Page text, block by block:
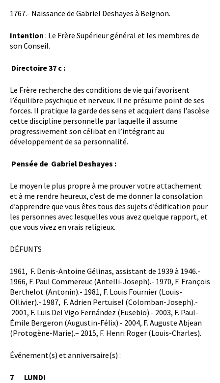
1767.- Naissance de Gabriel Deshayes à Beignon.
Intention : Le Frère Supérieur général et les membres de
son Conseil.
Directoire 37 c :
Le Frère recherche des conditions de vie qui favorisent
l’équilibre psychique et nerveux. Il ne présume point de ses
forces. Il pratique la garde des sens et acquiert dans l’ascèse
cette discipline personnelle par laquelle il assume
progressivement son célibat en l’intégrant au
développement de sa personnalité.
Pensée de Gabriel Deshayes :
Le moyen le plus propre à me prouver votre attachement
et à me rendre heureux, c’est de me donner la consolation
d’apprendre que vous êtes tous des sujets d’édification pour
les personnes avec lesquelles vous avez quelque rapport, et
que vous vivez en vrais religieux.
DÉFUNTS
1961, F. Denis-Antoine Gélinas, assistant de 1939 à 1946.-
1966, F. Paul Commereuc (Antelli-Joseph).- 1970, F. François
Berthelot (Antonin).- 1981, F. Louis Fournier (Louis-
Ollivier).- 1987, F. Adrien Pertuisel (Colomban-Joseph).-
2001, F. Luis Del Vigo Fernández (Eusebio).- 2003, F. Paul-
Émile Bergeron (Augustin-Félix).- 2004, F. Auguste Abjean
(Protogène-Marie).– 2015, F. Henri Roger (Louis-Charles).
Événement(s) et anniversaire(s) :
7 LUNDI